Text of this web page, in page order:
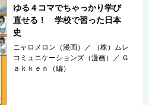
ゆる４コマでちゃっかり学び
直せる！ 学校で習った日本
史
ニャロメロン（漫画） ／
（株）ムレ
コミュニケーションズ（漫画）
／ Ｇ
ａｋｋｅｎ（編）